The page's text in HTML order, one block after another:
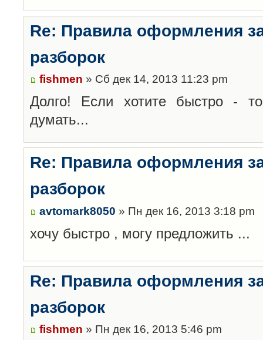
Re: Правила оформления
разборок
fishmen » Сб дек 14, 2013 11:23 pm
Долго! Если хотите быстро -
думать...
Re: Правила оформления
разборок
avtomark8050 » Пн дек 16, 2013 3:18 pm
хочу быстро , могу предложить ...
Re: Правила оформления
разборок
fishmen » Пн дек 16, 2013 5:46 pm